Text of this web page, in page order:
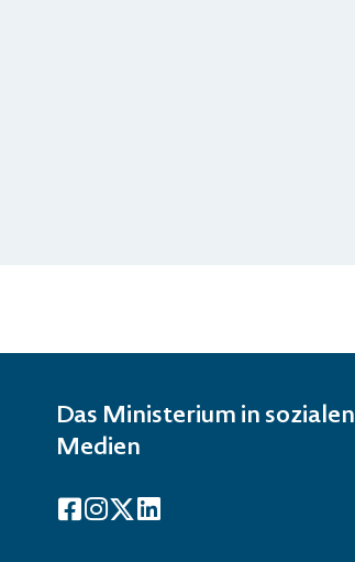
Das Ministerium in sozialen
Medien